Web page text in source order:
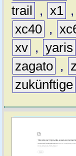
trail
, x1 ,
xc40 ,
xv , yaris
zagato ,
zukünftige